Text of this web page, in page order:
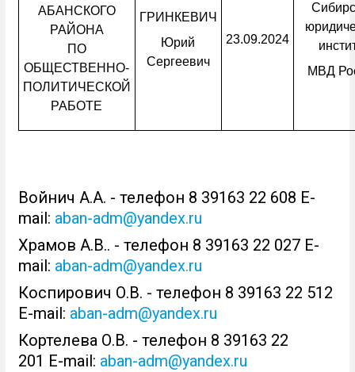
АБАНСКОГО
РАЙОНА
ПО
ОБЩЕСТВЕННО-
ПОЛИТИЧЕСКОЙ
РАБОТЕ
ГРИНКЕВИЧ
Юрий
Сергеевич
23.09.2024
МВД
Войнич А.А. - телефон 8 39163 22 608 E-
mail: aban-adm@yandex.ru
Храмов А.В.. - телефон 8 39163 22 027 E-
mail: aban-adm@yandex.ru
Коспирович О.В. - телефон 8 39163 22 512
E-mail: aban-adm@yandex.ru
Кортелева О.В. - телефон 8 39163 22
201 E-mail: aban-adm@yandex.ru